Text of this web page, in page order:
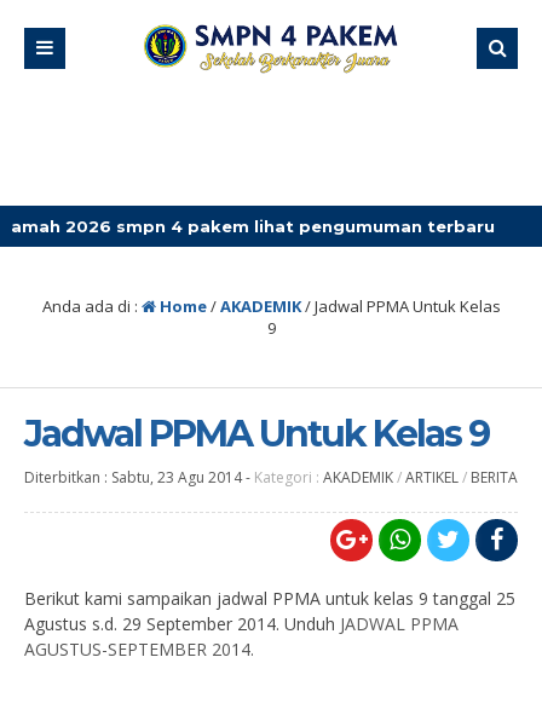
4 pakem lihat pengumuman terbaru
Anda ada di : Home/AKADEMIK/Jadwal PPMA Untuk Kelas
9
Jadwal PPMA Untuk Kelas 9
Diterbitkan : Sabtu, 23 Agu 2014- Kategori : AKADEMIK/ARTIKEL/ BERITA
Berikut kami sampaikan jadwal PPMA untuk kelas 9 tanggal 25
Agustus s.d. 29 September 2014. Unduh JADWAL PPMA
AGUSTUS-SEPTEMBER 2014.